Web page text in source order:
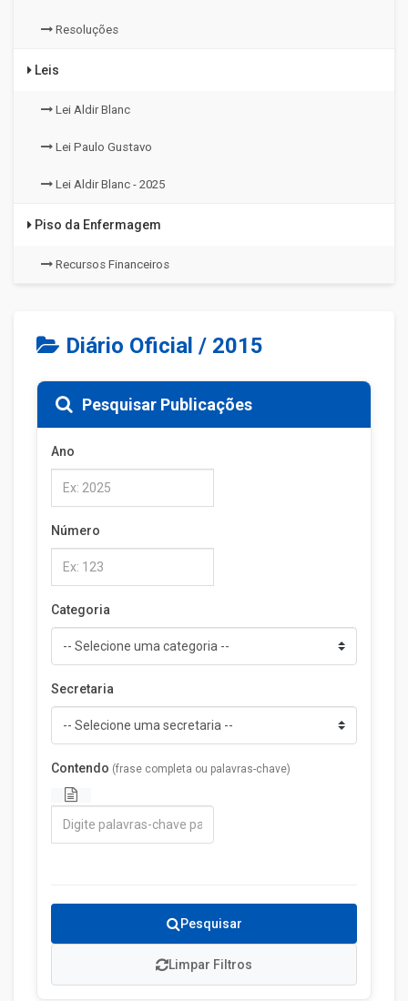
Resoluções
Leis
Lei Aldir Blanc
Lei Paulo Gustavo
Lei Aldir Blanc - 2025
Piso da Enfermagem
Recursos Financeiros
Diário Oficial / 2015
Pesquisar Publicações
Ano
Número
Categoria
Secretaria
Contendo (frase completa ou palavras-chave)
Limpar Filtros
Pesquisar